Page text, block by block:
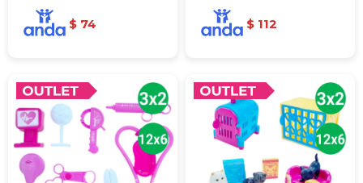
$ 74 $ 112